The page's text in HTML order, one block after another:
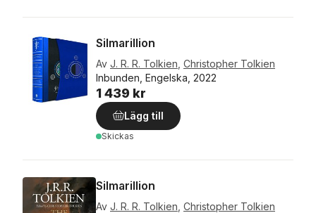
Silmarillion
Av J. R. R. Tolkien Christopher Tolkien
Inbunden, Engelska, 2022
1 439 kr
Lägg till
Skickas
Silmarillion
Av J. R. R. Tolkien Christopher Tolkien